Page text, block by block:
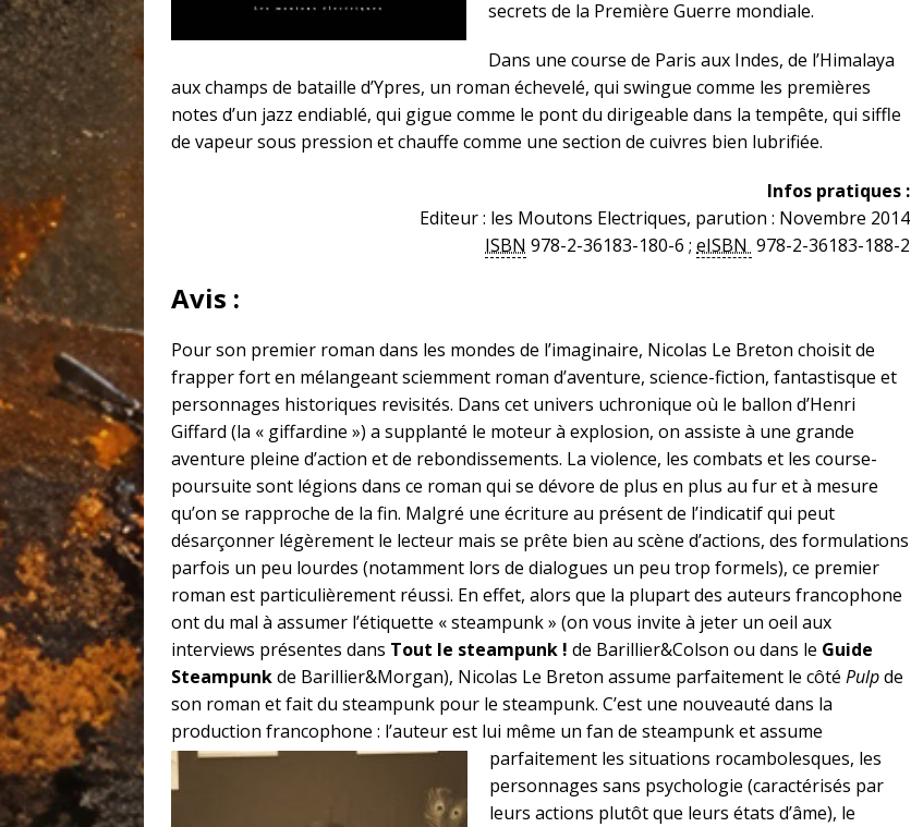
secrets de la Première Guerre mondiale.
Dans une course de Paris aux Indes, de l’Himalaya
aux champs de bataille d’Ypres, un roman échevelé, qui swingue comme les premières
notes d’un jazz endiablé, qui gigue comme le pont du dirigeable dans la tempête, qui siffle
de vapeur sous pression et chauffe comme une section de cuivres bien lubrifiée.
Infos pratiques :
Editeur : les Moutons Electriques, parution : Novembre 2014
ISBN 978-2-36183-180-6 ;eISBN 978-2-36183-188-2
Avis :
Pour son premier roman dans les mondes de l’imaginaire, Nicolas Le Breton choisit de
frapper fort en mélangeant sciemment roman d’aventure, science-fiction, fantastisque et
personnages historiques revisités. Dans cet univers uchronique où le ballon d’Henri
Giffard (la « giffardine ») a supplanté le moteur à explosion, on assiste à une grande
aventure pleine d’action et de rebondissements. La violence, les combats et les course-
poursuite sont légions dans ce roman qui se dévore de plus en plus au fur et à mesure
qu’on se rapproche de la fin. Malgré une écriture au présent de l’indicatif qui peut
désarçonner légèrement le lecteur mais se prête bien au scène d’actions, des formulations
parfois un peu lourdes (notamment lors de dialogues un peu trop formels), ce premier
roman est particulièrement réussi. En effet, alors que la plupart des auteurs francophone
ont du mal à assumer l’étiquette « steampunk » (on vous invite à jeter un oeil aux
interviews présentes dans Tout le steampunk ! de Barillier&Colson ou dans le Guide
Steampunkde Barillier&Morgan), Nicolas Le Breton assume parfaitement le côté Pulpde
son roman et fait du steampunk pour le steampunk. C’est une nouveauté dans la
production francophone : l’auteur est lui même un fan de steampunk et assume
parfaitement les situations rocambolesques, les
personnages sans psychologie (caractérisés par
leurs actions plutôt que leurs états d’âme), le